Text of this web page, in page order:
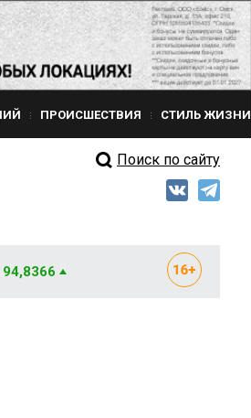
ПРОИСШЕСТВИЯ СТИЛЬ ЖИЗНИ
Поиск по сайту
94,8366